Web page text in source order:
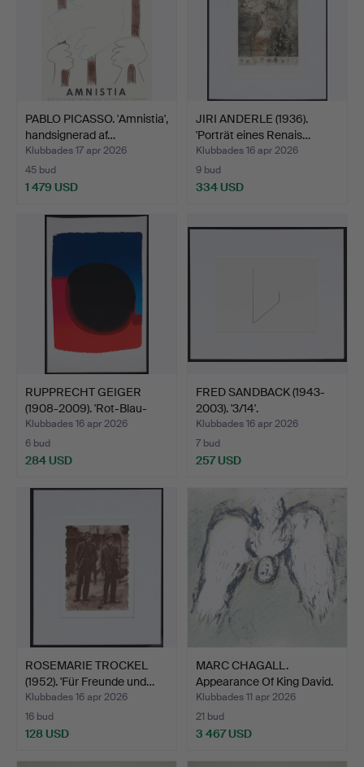
PABLO PICASSO. 'Amnistia',
handsignerad af…
Klubbades 17 apr 2026
45 bud
1 479 USD
JIRI ANDERLE (1936).
'Porträt eines Renais…
Klubbades 16 apr 2026
9 bud
334 USD
RUPPRECHT GEIGER
(1908-2009). 'Rot-Blau-
Sc…
Klubbades 16 apr 2026
6 bud
284 USD
FRED SANDBACK (1943-
2003). '3/14'.
Klubbades 16 apr 2026
7 bud
257 USD
ROSEMARIE TROCKEL
(1952). 'Für Freunde und…
Klubbades 16 apr 2026
16 bud
128 USD
MARC CHAGALL.
Appearance Of King David.
Klubbades 11 apr 2026
21 bud
3 467 USD